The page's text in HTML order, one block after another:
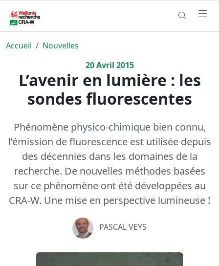
Accueil
Nouvelles
20Avril 2015
L’avenir en lumière : les
sondes fluorescentes
Phénomène physico-chimique bien connu,
l’émission de fluorescence est utilisée depuis
des décennies dans les domaines de la
recherche. De nouvelles méthodes basées
sur ce phénomène ont été développées au
CRA-W. Une mise en perspective lumineuse !
PASCAL VEYS